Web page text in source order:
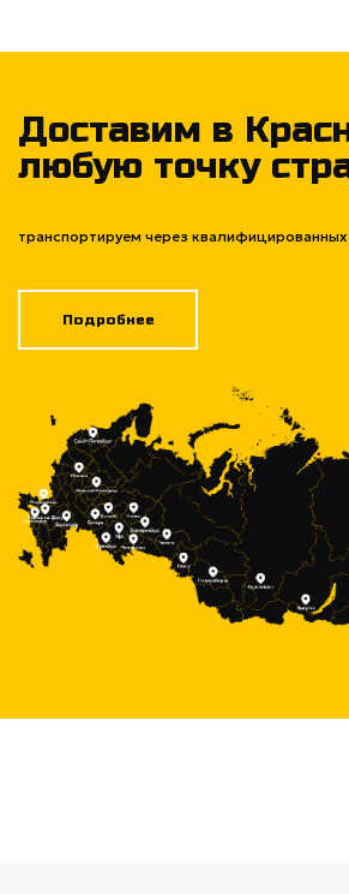
Доставим в
любую точку
транспортируем через квалифицированных
Подробнее